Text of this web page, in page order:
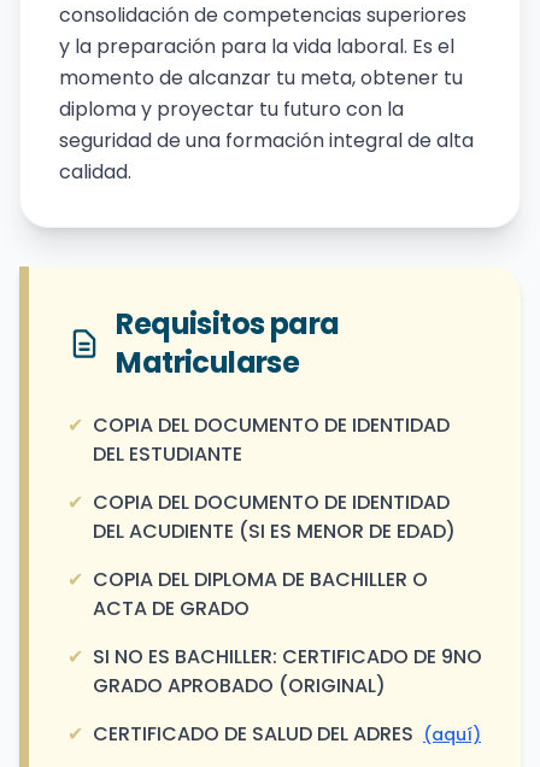
consolidación de competencias superiores
y la preparación para la vida laboral. Es el
momento de alcanzar tu meta, obtener tu
diploma y proyectar tu futuro con la
seguridad de una formación integral de alta
calidad.
Requisitos para
Matricularse
✔ COPIA DEL DOCUMENTO DE IDENTIDAD
DEL ESTUDIANTE
✔ COPIA DEL DOCUMENTO DE IDENTIDAD
DEL ACUDIENTE (SI ES MENOR DE EDAD)
✔ COPIA DEL DIPLOMA DE BACHILLER O
ACTA DE GRADO
✔ SI NO ES BACHILLER: CERTIFICADO DE 9NO
GRADO APROBADO (ORIGINAL)
✔ CERTIFICADO DE SALUD DEL ADRES (aquí)